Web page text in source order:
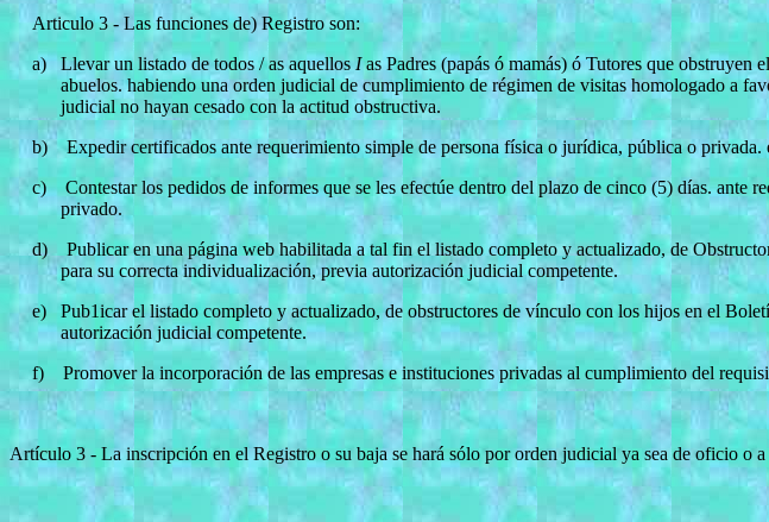
Articulo 3 - Las funciones de) Registro son:
a)
Llevar un listado de todos / as aquellos Ias Padres (papás ó mamás) ó Tutores que
abuelos. habiendo una orden judicial de cumplimiento de régimen de visitas homologado a
judicial no hayan cesado con la actitud obstructiva.
b)
Expedir certificados ante requerimiento simple de persona física o jurídica, pública o privada.
c)
Contestar los pedidos de informes que se les efectúe dentro del plazo de cinco (5) días. ante
privado.
d)
Publicar en una página web habilitada a tal fin el listado completo y actualizado, de
para su correcta individualización, previa autorización judicial competente.
e)
Pub1icar el listado completo y actualizado, de obstructores de vínculo con los hijos en el
autorización judicial competente.
f)
Promover la incorporación de las empresas e instituciones privadas al cumplimiento del
Artículo 3 - La inscripción en el Registro o su baja se hará sólo por orden judicial ya sea de oficio o a